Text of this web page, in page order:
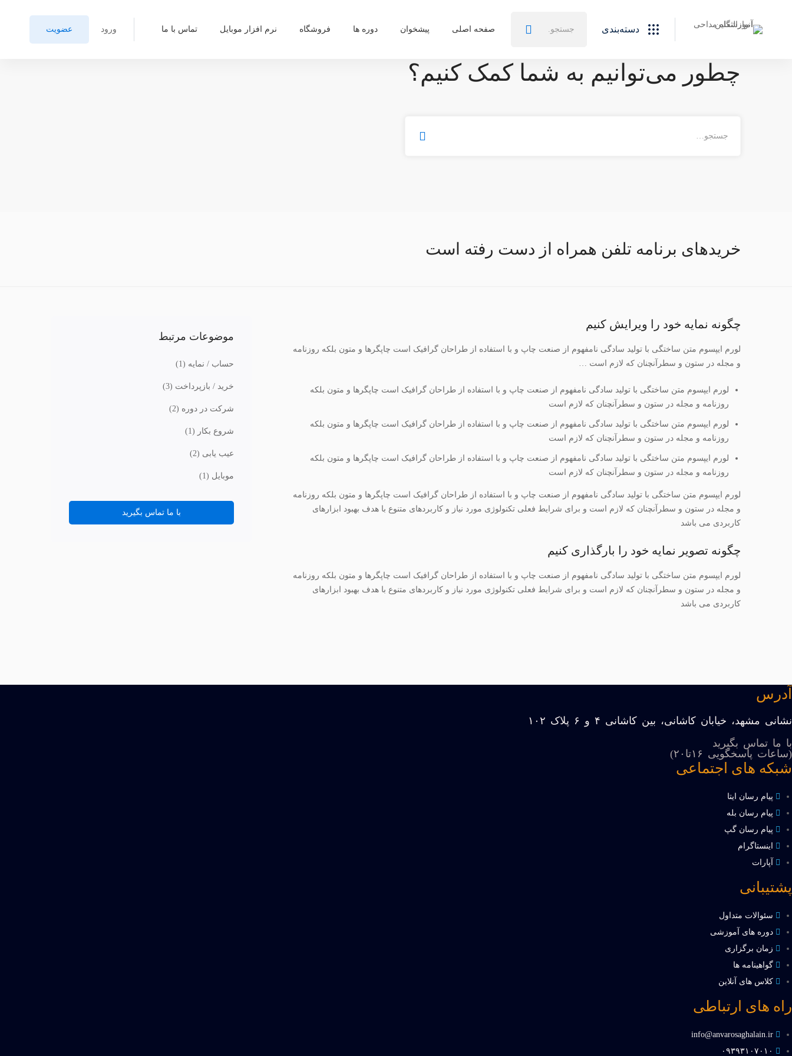
دسته‌بندی
برای:
صفحه اصلی پیشخوان دوره ها فروشگاه نرم افزار موبایل تماس با ما ورود عضویت
چطور می‌توانیم به شما کمک کنیم؟
برای:
خریدهای برنامه تلفن همراه از دست رفته است
چگونه نمایه خود را ویرایش کنیم
لورم ایپسوم متن ساختگی با تولید سادگی نامفهوم از صنعت چاپ و با استفاده از طراحان گرافیک است چاپگرها و متون بلکه روزنامه
و مجله در ستون و سطرآنچنان که لازم است …
لورم ایپسوم متن ساختگی با تولید سادگی نامفهوم از صنعت چاپ و با استفاده از طراحان گرافیک است چاپگرها و متون بلکه
روزنامه و مجله در ستون و سطرآنچنان که لازم است
لورم ایپسوم متن ساختگی با تولید سادگی نامفهوم از صنعت چاپ و با استفاده از طراحان گرافیک است چاپگرها و متون بلکه
روزنامه و مجله در ستون و سطرآنچنان که لازم است
لورم ایپسوم متن ساختگی با تولید سادگی نامفهوم از صنعت چاپ و با استفاده از طراحان گرافیک است چاپگرها و متون بلکه
روزنامه و مجله در ستون و سطرآنچنان که لازم است
لورم ایپسوم متن ساختگی با تولید سادگی نامفهوم از صنعت چاپ و با استفاده از طراحان گرافیک است چاپگرها و متون بلکه روزنامه
و مجله در ستون و سطرآنچنان که لازم است و برای شرایط فعلی تکنولوژی مورد نیاز و کاربردهای متنوع با هدف بهبود ابزارهای
کاربردی می باشد
چگونه تصویر نمایه خود را بارگذاری کنیم
لورم ایپسوم متن ساختگی با تولید سادگی نامفهوم از صنعت چاپ و با استفاده از طراحان گرافیک است چاپگرها و متون بلکه روزنامه
و مجله در ستون و سطرآنچنان که لازم است و برای شرایط فعلی تکنولوژی مورد نیاز و کاربردهای متنوع با هدف بهبود ابزارهای
کاربردی می باشد
موضوعات مرتبط
حساب / نمایه (1)
خرید / بازپرداخت (3)
شرکت در دوره (2)
شروع بکار (1)
عیب یابی (2)
موبایل (1)
با ما تماس بگیرید
آدرس
نشانی مشهد، خیابان کاشانی، بین کاشانی ۴ و ۶ پلاک ۱۰۲
با ما تماس بگیرید
(ساعات پاسخگویی ۱۶تا۲۰)
شبکه های اجتماعی
پیام رسان ایتا
پیام رسان بله
پیام رسان گپ
اینستاگرام
آپارات
پشتیبانی
سئوالات متداول
دوره های آموزشی
زمان برگزاری
گواهینامه ها
کلاس های آنلاین
راه های ارتباطی
info@anvarosaghalain.ir​
۰۹۳۹۳۱۰۷۰۱۰​